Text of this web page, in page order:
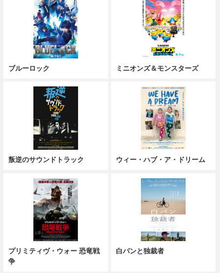
ブルーロック ミニオンズ＆モンスターズ
叛逆のサウンドトラック ウィー・ハブ・ア・ドリーム
プリミティヴ・ウォー 恐竜戦
争
白パンと独裁者